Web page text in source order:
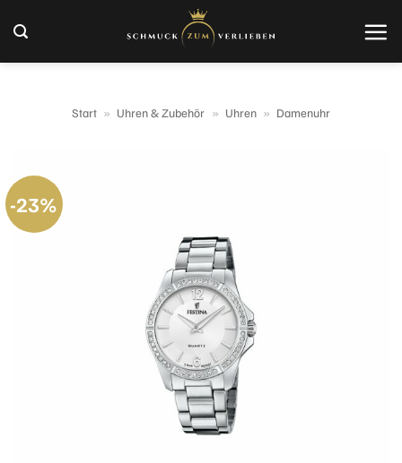
Inhalt
springen
Start » Uhren & Zubehör » Uhren » Damenuhr
-23%